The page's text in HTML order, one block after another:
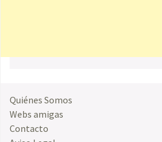
Quiénes Somos
Webs amigas
Contacto